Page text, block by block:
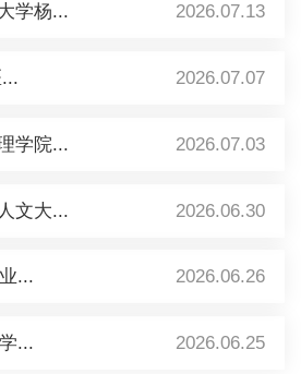
学杨... 2026.07.13
2026.07.07
学院... 2026.07.03
文大... 2026.06.30
... 2026.06.26
... 2026.06.25